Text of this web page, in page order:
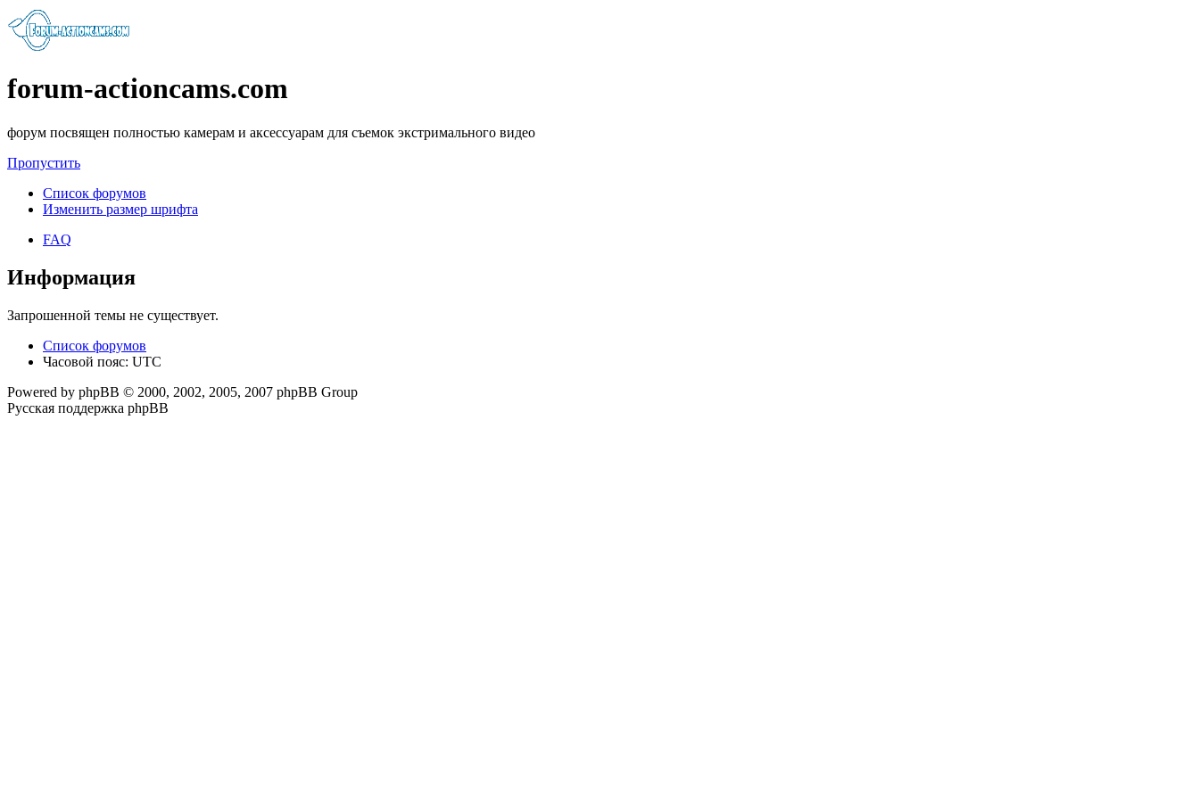
forum-actioncams.com
форум посвящен полностью камерам и аксессуарам для съемок экстримального видео
Пропустить
Список форумов
Изменить размер шрифта
FAQ
Информация
Запрошенной темы не существует.
Список форумов
Часовой пояс: UTC
Powered by phpBB © 2000, 2002, 2005, 2007 phpBB Group
Русская поддержка phpBB